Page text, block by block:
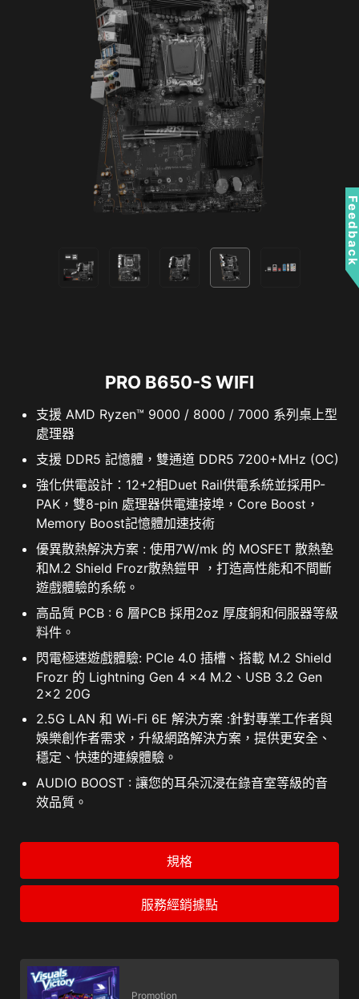
功能，不論在商務或日常使用上，皆能為您保護個
資文件資料。
SECURE BOOT
Secure boot 是一項安全標準，確保
裝置僅受可信任的軟體啟動。當主機
啟動時，韌體將會檢測每個啟動軟體
的訊號，包含UEFI 韌體驅動、EFI 應
用程式和操作系統。當訊號是有效
時，主機將會啟動。
RESIZABLE BAR
Resizable BAR (Re-Size BAR)是一項進階PCI
Express 功能，可以讓CPU一次完整存取GPU的記
CLICK BIOS 5
主機板所搭載的BIOS調整系統，方便使用，可以從
中獲得遊戲性能、優異的使用效率，甚至挑戰超頻
PRO B650-S WIFI
支援 AMD Ryzen™ 9000 / 8000 / 7000 系列桌上型
處理器
支援 DDR5 記憶體，雙通道 DDR5 7200+MHz (OC)
強化供電設計：12+2相Duet Rail供電系統並採用P-
PAK，雙8-pin 處理器供電連接埠，Core Boost，
Memory Boost記憶體加速技術
優異散熱解決方案 : 使用7W/mk 的 MOSFET 散熱墊
和M.2 Shield Frozr散熱鎧甲 ，打造高性能和不間斷
遊戲體驗的系統。
高品質 PCB : 6 層PCB 採用2oz 厚度銅和伺服器等級
料件。
閃電極速遊戲體驗: PCIe 4.0 插槽、搭載 M.2 Shield
Frozr 的 Lightning Gen 4 x4 M.2、USB 3.2 Gen
2x2 20G
2.5G LAN 和 Wi-Fi 6E 解決方案 :針對專業工作者與
娛樂創作者需求，升級網路解決方案，提供更安全、
穩定、快速的連線體驗。
AUDIO BOOST : 讓您的耳朵沉浸在錄音室等級的音
效品質。
規格
服務經銷據點
Promotion